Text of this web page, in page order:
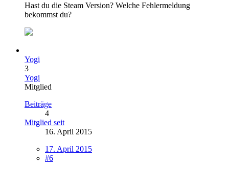
Hast du die Steam Version? Welche Fehlermeldung
bekommst du?
Yogi
3
Yogi
Mitglied
Beiträge
4
Mitglied seit
16. April 2015
17. April 2015
#6